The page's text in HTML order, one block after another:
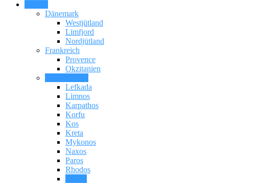
Dänemark
Westjütland
Limfjord
Nordjütland
Frankreich
Provence
Okzitanien
Lefkada
Limnos
Karpathos
Korfu
Kos
Kreta
Mykonos
Naxos
Paros
Rhodos